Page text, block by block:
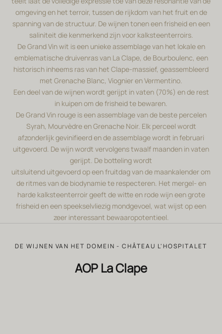
omgeving en het terroir, tussen de rijkdom van het fruit en de
spanning van de structuur. De wijnen tonen een frisheid en een
saliniteit die kenmerkend zijn voor kalksteenterroirs.
De Grand Vin wit is een unieke assemblage van het lokale en
emblematische druivenras van La Clape, de Bourboulenc, een
historisch inheems ras van het Clape-massief, geassembleerd
met Grenache Blanc, Viognier en Vermentino.
Een deel van de wijnen wordt gerijpt in vaten (70%) en de rest
in kuipen om de frisheid te bewaren.
De Grand Vin rouge is een assemblage van de beste percelen
Syrah, Mourvèdre en Grenache Noir. Elk perceel wordt
afzonderlijk gevinifieerd en de assemblage wordt in februari
uitgevoerd. De wijn wordt vervolgens twaalf maanden in vaten
gerijpt. De botteling wordt
uitsluitend uitgevoerd op een fruitdag van de maankalender om
de ritmes van de biodynamie te respecteren. Het mergel- en
harde kalksteenterroir geeft de witte en rode wijn een grote
frisheid en een speekselvliezig mondgevoel, wat wijst op een
zeer interessant bewaaropotentieel.
DE WIJNEN VAN HET DOMEIN - CHÂTEAU L'HOSPITALET
AOP La Clape